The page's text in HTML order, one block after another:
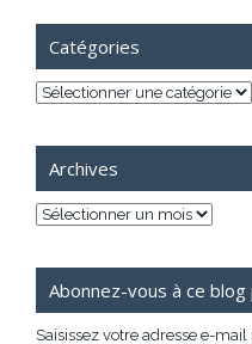
Catégories
Catégories
Archives
Archives
Abonnez-vous à ce blog
Saisissez votre adresse e-